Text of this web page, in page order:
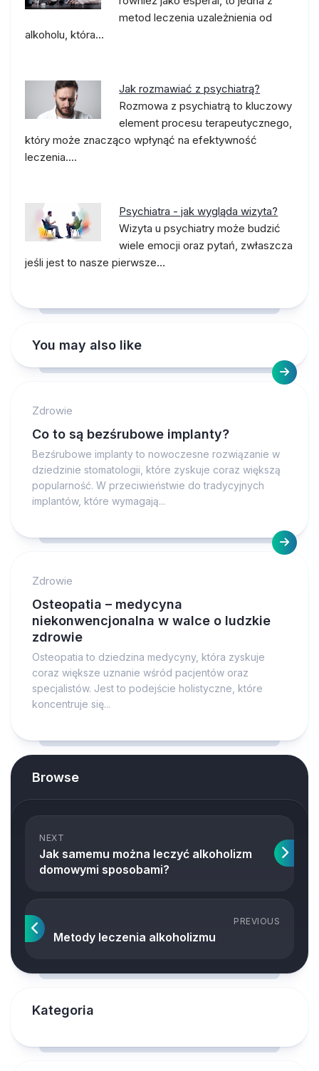
metod leczenia uzależnienia od
alkoholu, która…
Jak rozmawiać z psychiatrą?
Rozmowa z psychiatrą to kluczowy
element procesu terapeutycznego,
który może znacząco wpłynąć na efektywność
leczenia.…
Psychiatra - jak wygląda wizyta?
Wizyta u psychiatry może budzić
wiele emocji oraz pytań, zwłaszcza
jeśli jest to nasze pierwsze…
You may also like
Zdrowie
Co to są bezśrubowe implanty?
Bezśrubowe implanty to nowoczesne rozwiązanie w
dziedzinie stomatologii, które zyskuje coraz większą
popularność. W przeciwieństwie do tradycyjnych
implantów, które wymagają...
Zdrowie
Osteopatia – medycyna
niekonwencjonalna w walce o ludzkie
zdrowie
Osteopatia to dziedzina medycyny, która zyskuje
coraz większe uznanie wśród pacjentów oraz
specjalistów. Jest to podejście holistyczne, które
koncentruje się...
Browse
NEXT
Jak samemu można leczyć alkoholizm
domowymi sposobami?
PREVIOUS
Metody leczenia alkoholizmu
Kategoria